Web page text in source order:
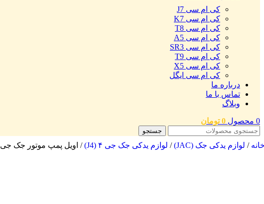
کی ام سی J7
کی ام سی K7
کی ام سی T8
کی ام سی A5
کی ام سی SR3
کی ام سی T9
کی ام سی X5
کی ام سی ایگل
درباره ما
تماس با ما
وبلاگ
0 محصول 0 تومان
جستجو
/ لوازم یدکی جک (JAC) / لوازم یدکی جک جی ۴ (J4) / اویل پمپ موتور جک جی۴ و اس۳